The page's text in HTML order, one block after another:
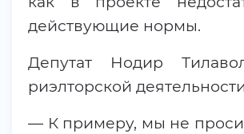
действующие нормы.
Депутат Нодир
риэлторской
— К примеру, мы не